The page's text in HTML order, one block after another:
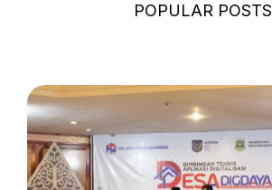
POPULAR POSTS